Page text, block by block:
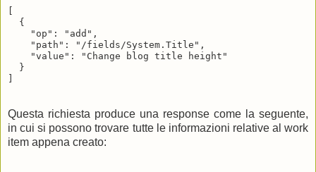
[
  {
    "op": "add",
    "path": "/fields/System.Title",
    "value": "Change blog title height"
  }
Questa richiesta produce una response come la seguente,
in cui si possono trovare tutte le informazioni relative al work
item appena creato: